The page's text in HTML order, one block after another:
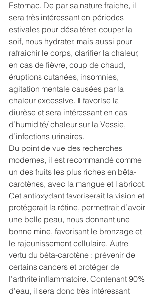
Estomac. De par sa nature fraiche, il
sera très intéressant en périodes
estivales pour désaltérer, couper la
soif, nous hydrater, mais aussi pour
rafraichir le corps, clarifier la chaleur,
en cas de fièvre, coup de chaud,
éruptions cutanées, insomnies,
agitation mentale causées par la
chaleur excessive. Il favorise la
diurèse et sera intéressant en cas
d’humidité/ chaleur sur la Vessie,
d’infections urinaires.
Du point de vue des recherches
modernes, il est recommandé comme
un des fruits les plus riches en bêta-
carotènes, avec la mangue et l’abricot.
Cet antioxydant favoriserait la vision et
protégerait la rétine, permettrait d’avoir
une belle peau, nous donnant une
bonne mine, favorisant le bronzage et
le rajeunissement cellulaire. Autre
vertu du bêta-carotène : prévenir de
certains cancers et protéger de
l’arthrite inflammatoire. Contenant 90%
d’eau, il sera donc très intéressant